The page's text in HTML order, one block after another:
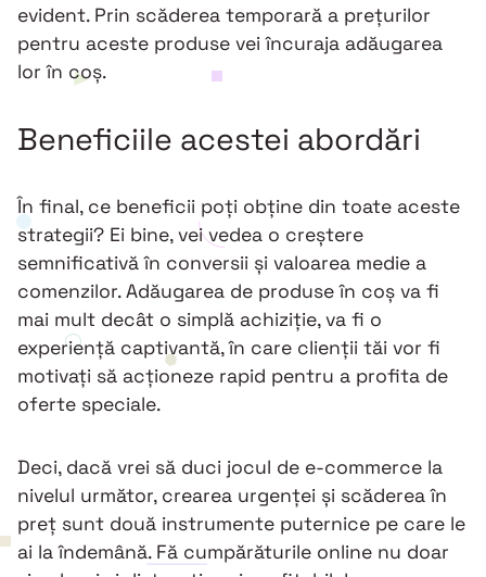
evident. Prin scăderea temporară a prețurilor
pentru aceste produse vei încuraja adăugarea
lor în coș.
Beneficiile acestei abordări
În final, ce beneficii poți obține din toate aceste
strategii? Ei bine, vei vedea o creștere
semnificativă în conversii și valoarea medie a
comenzilor. Adăugarea de produse în coș va fi
mai mult decât o simplă achiziție, va fi o
experiență captivantă, în care clienții tăi vor fi
motivați să acționeze rapid pentru a profita de
oferte speciale.
Deci, dacă vrei să duci jocul de e-commerce la
nivelul următor, crearea urgenței și scăderea în
preț sunt două instrumente puternice pe care le
ai la îndemână. Fă cumpărăturile online nu doar